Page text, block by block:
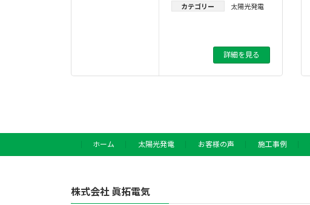
カテゴリー 太陽光発電
詳細を見る
ホーム 太陽光発電 お客様の声 施工事例
株式会社 眞拓電気